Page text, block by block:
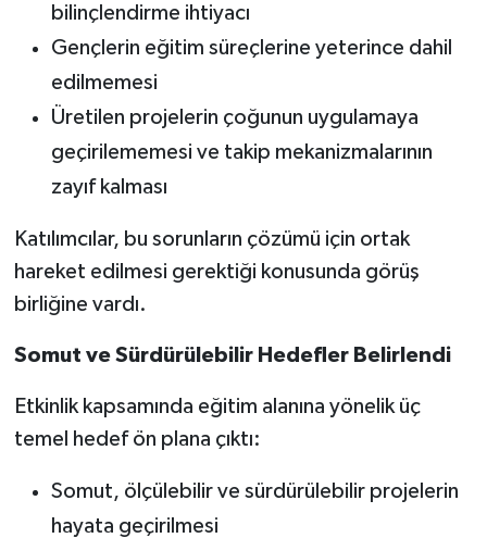
bilinçlendirme ihtiyacı
Gençlerin eğitim süreçlerine yeterince dahil
edilmemesi
Üretilen projelerin çoğunun uygulamaya
geçirilememesi ve takip mekanizmalarının
zayıf kalması
Katılımcılar, bu sorunların çözümü için ortak
hareket edilmesi gerektiği konusunda görüş
birliğine vardı.
Somut ve Sürdürülebilir Hedefler Belirlendi
Etkinlik kapsamında eğitim alanına yönelik üç
temel hedef ön plana çıktı:
Somut, ölçülebilir ve sürdürülebilir projelerin
hayata geçirilmesi